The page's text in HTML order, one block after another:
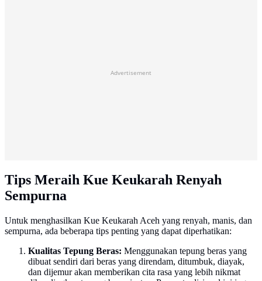
Advertisement
Tips Meraih Kue Keukarah Renyah
Sempurna
Untuk menghasilkan Kue Keukarah Aceh yang renyah, manis, dan
sempurna, ada beberapa tips penting yang dapat diperhatikan:
Kualitas Tepung Beras: Menggunakan tepung beras yang
dibuat sendiri dari beras yang direndam, ditumbuk, diayak,
dan dijemur akan memberikan cita rasa yang lebih nikmat